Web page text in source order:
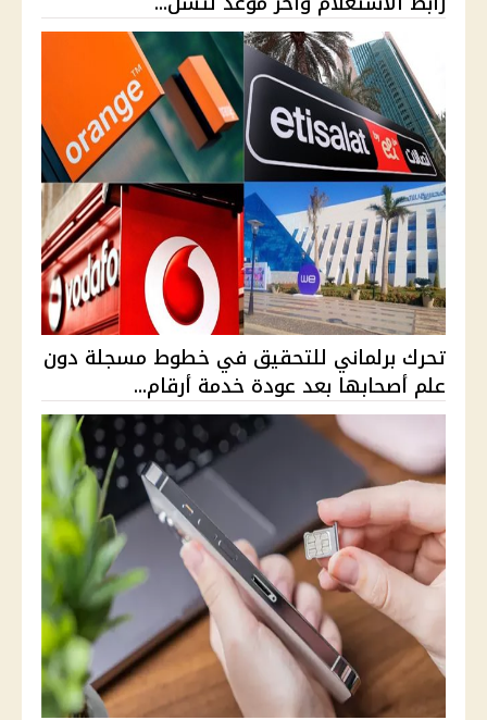
تحرك برلماني للتحقيق في خطوط مسجلة دون
علم أصحابها بعد عودة خدمة أرقام...